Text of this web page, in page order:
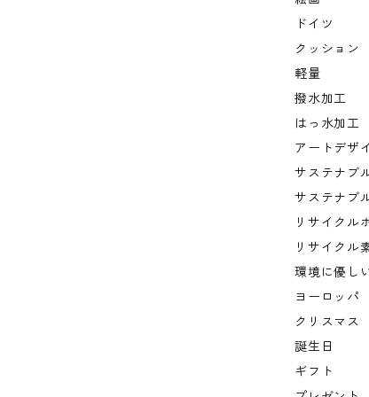
ドイツ
クッション
軽量
撥水加工
はっ水加工
アートデザ
サステナブ
サステナブ
リサイクル
リサイクル
環境に優し
ヨーロッパ
クリスマス
誕生日
ギフト